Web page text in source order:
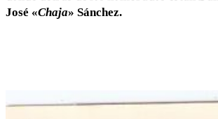
José «Chaja» Sánchez.